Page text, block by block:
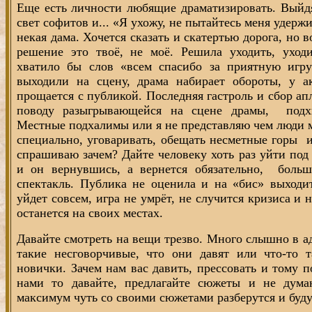
Еще есть личности любящие драматизировать.
свет софитов и... «Я ухожу, не пытайтесь меня
некая дама. Хочется сказать и скатертью дорога, но
решение это твоё, не моё. Решила уходить,
хватило бы слов «всем спасибо за приятную
выходили на сцену, драма набирает обороты, у
прощается с публикой. Последняя гастроль и сбор
поводу разыгрывающейся на сцене драмы,
Местные подхалимы или я не представляю чем люди
специально, уговаривать, обещать несметные горы
спрашиваю зачем? Дайте человеку хоть раз уйти
и он вернувшись, а вернется обязательно,
спектакль. Публика не оценила и на «бис»
уйдет совсем, игра не умрёт, не случится кризиса и
останется на своих местах.
Давайте смотреть на вещи трезво. Много слышно в
такие несговорчивые, что они давят или что-то
новички. Зачем нам вас давить, прессовать и тому
нами то давайте, предлагайте сюжеты и не
максимум чуть со своими сюжетами разберутся и